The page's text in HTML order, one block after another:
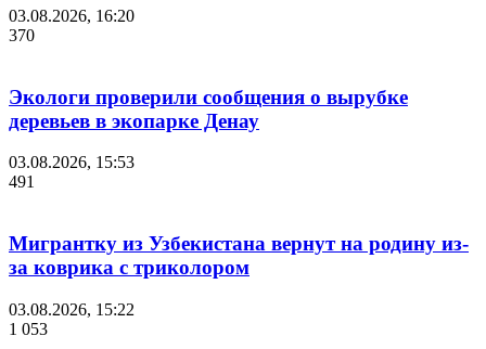
03.08.2026, 16:20
370
Экологи проверили сообщения о вырубке
деревьев в экопарке Денау
03.08.2026, 15:53
491
Мигрантку из Узбекистана вернут на родину из-
за коврика с триколором
03.08.2026, 15:22
1 053